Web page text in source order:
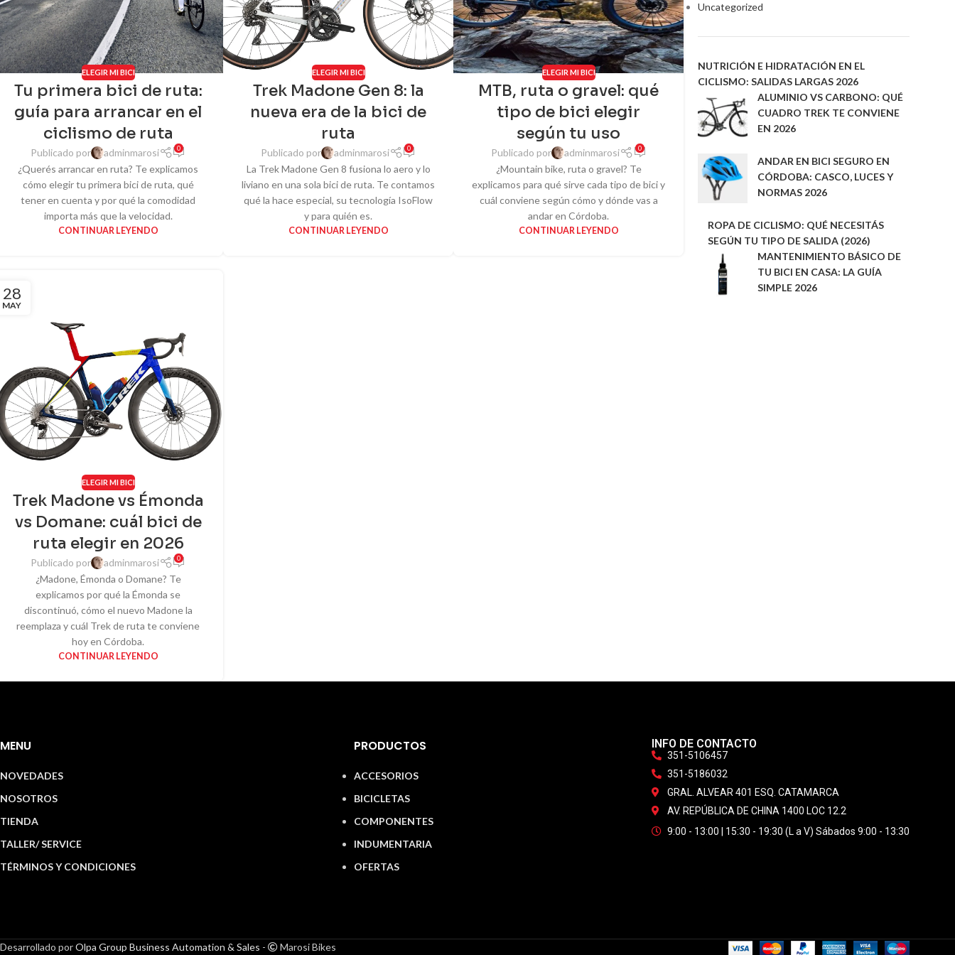
ELEGIR MI BICI
Tu primera bici de ruta:
guía para arrancar en el
ciclismo de ruta
Publicado por adminmarosi 0
¿Querés arrancar en ruta? Te explicamos
cómo elegir tu primera bici de ruta, qué
tener en cuenta y por qué la comodidad
importa más que la velocidad.
CONTINUAR LEYENDO
ELEGIR MI BICI
Trek Madone Gen 8: la
nueva era de la bici de
ruta
Publicado por adminmarosi 0
La Trek Madone Gen 8 fusiona lo aero y lo
liviano en una sola bici de ruta. Te contamos
qué la hace especial, su tecnología IsoFlow
y para quién es.
CONTINUAR LEYENDO
ELEGIR MI BICI
MTB, ruta o gravel: qué
tipo de bici elegir
según tu uso
Publicado por adminmarosi 0
¿Mountain bike, ruta o gravel? Te
explicamos para qué sirve cada tipo de bici y
cuál conviene según cómo y dónde vas a
andar en Córdoba.
CONTINUAR LEYENDO
28
MAY
ELEGIR MI BICI
Trek Madone vs Émonda
vs Domane: cuál bici de
ruta elegir en 2026
Publicado por adminmarosi 0
¿Madone, Émonda o Domane? Te
explicamos por qué la Émonda se
discontinuó, cómo el nuevo Madone la
reemplaza y cuál Trek de ruta te conviene
hoy en Córdoba.
CONTINUAR LEYENDO
Uncategorized
NUTRICIÓN E HIDRATACIÓN EN EL
CICLISMO: SALIDAS LARGAS 2026
ALUMINIO VS CARBONO: QUÉ
CUADRO TREK TE CONVIENE
EN 2026
ANDAR EN BICI SEGURO EN
CÓRDOBA: CASCO, LUCES Y
NORMAS 2026
ROPA DE CICLISMO: QUÉ NECESITÁS
SEGÚN TU TIPO DE SALIDA (2026)
MANTENIMIENTO BÁSICO DE
TU BICI EN CASA: LA GUÍA
SIMPLE 2026
MENU
NOVEDADES
NOSOTROS
TIENDA
TALLER/ SERVICE
TÉRMINOS Y CONDICIONES
PRODUCTOS
ACCESORIOS
BICICLETAS
COMPONENTES
INDUMENTARIA
OFERTAS
INFO DE CONTACTO
351-5106457
351-5186032
GRAL. ALVEAR 401 ESQ. CATAMARCA
AV. REPÚBLICA DE CHINA 1400 LOC 12.2
9:00 - 13:00 | 15:30 - 19:30 (L a V) Sábados 9:00 - 13:30
Desarrollado porOlpa Group Business Automation & Sales - Marosi Bikes